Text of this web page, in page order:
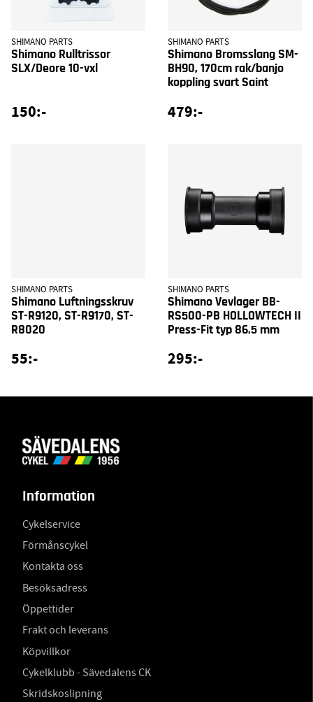
SHIMANO PARTS
Shimano Rulltrissor
SLX/Deore 10-vxl
150:-
SHIMANO PARTS
Shimano Bromsslang SM-
BH90, 170cm rak/banjo
koppling svart Saint
479:-
SHIMANO PARTS
Shimano Luftningsskruv
ST-R9120, ST-R9170, ST-
R8020
55:-
SHIMANO PARTS
Shimano Vevlager BB-
RS500-PB HOLLOWTECH II
Press-Fit typ 86.5 mm
295:-
Information
Cykelservice
Förmånscykel
Kontakta oss
Besöksadress
Öppettider
Frakt och leverans
Köpvillkor
Cykelklubb - Sävedalens CK
Skridskoslipning